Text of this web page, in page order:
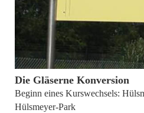
von Jürgen
Die Gläserne Konversion
Beginn eines Kurswechsels:
Hülsmeyer-Park